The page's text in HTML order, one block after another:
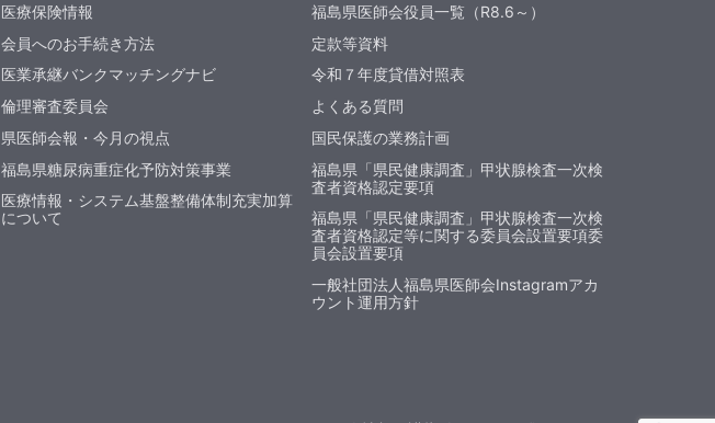
医療保険情報
会員へのお手続き方法
医業承継バンクマッチングナビ
倫理審査委員会
県医師会報・今月の視点
福島県糖尿病重症化予防対策事業
医療情報・システム基盤整備体制充実加算
について
福島県医師会役員一覧（R8.6～）
定款等資料
令和７年度貸借対照表
よくある質問
国民保護の業務計画
福島県「県民健康調査」甲状腺検査一次検
査者資格認定要項
福島県「県民健康調査」甲状腺検査一次検
査者資格認定等に関する委員会設置要項委
員会設置要項
一般社団法人福島県医師会Instagramアカ
ウント運用方針